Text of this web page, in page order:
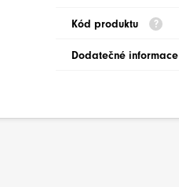
Kód produktu
Dodatečné informace